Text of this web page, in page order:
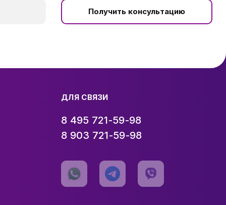
Получить консультацию
ДЛЯ СВЯЗИ
8 495 721-59-98
8 903 721-59-98